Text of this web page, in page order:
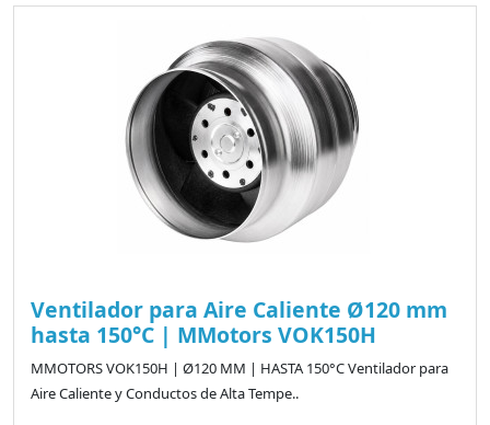
Ventilador para Aire Caliente Ø120 mm
hasta 150°C | MMotors VOK150H
MMOTORS VOK150H | Ø120 MM | HASTA 150°C Ventilador para
Aire Caliente y Conductos de Alta Tempe..